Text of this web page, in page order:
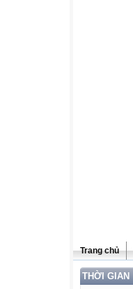
Trang chủ
THỜI GIAN